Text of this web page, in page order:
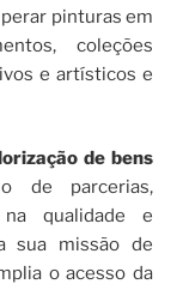
pinturas em
coleções
e artísticos e
de bens
de parcerias,
qualidade e
sua missão de
o acesso da